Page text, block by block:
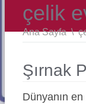
çelik
Ana Sayfa \
Şırnak
Dünyanın